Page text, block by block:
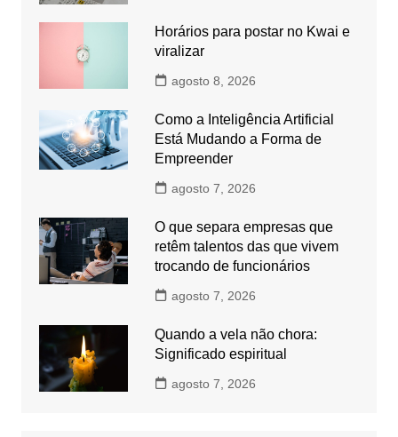
Horários para postar no Kwai e
viralizar
agosto 8, 2026
Como a Inteligência Artificial
Está Mudando a Forma de
Empreender
agosto 7, 2026
O que separa empresas que
retêm talentos das que vivem
trocando de funcionários
agosto 7, 2026
Quando a vela não chora:
Significado espiritual
agosto 7, 2026